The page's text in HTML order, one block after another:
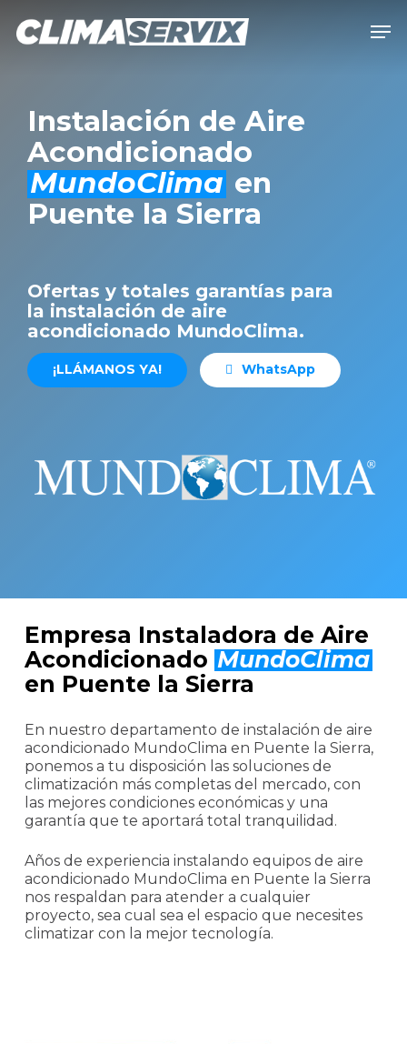
Instalación de Aire
Acondicionado
MundoClima en
Puente la Sierra
Ofertas y totales garantías para
la instalación de aire
acondicionado MundoClima.
¡LLÁMANOS YA! WhatsApp
Empresa Instaladora de Aire
Acondicionado MundoClima
en Puente la Sierra
En nuestro departamento de instalación de aire
acondicionado MundoClima en Puente la Sierra,
ponemos a tu disposición las soluciones de
climatización más completas del mercado, con
las mejores condiciones económicas y una
garantía que te aportará total tranquilidad.
Años de experiencia instalando equipos de aire
acondicionado MundoClima en Puente la Sierra
nos respaldan para atender a cualquier
proyecto, sea cual sea el espacio que necesites
climatizar con la mejor tecnología.